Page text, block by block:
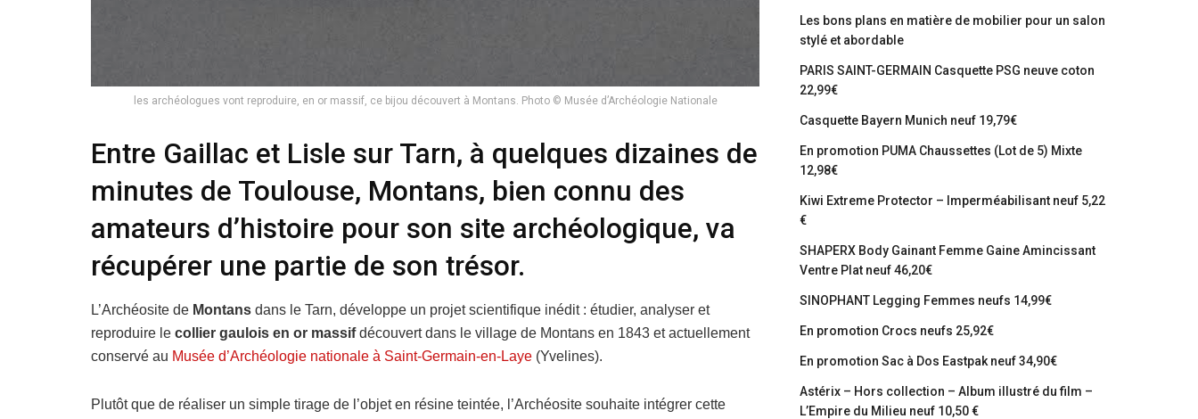
les archéologues vont reproduire, en or massif, ce bijou découvert à Montans. Photo © Musée d’Archéologie Nationale
Entre Gaillac et Lisle sur Tarn, à quelques dizaines de
minutes de Toulouse, Montans, bien connu des
amateurs d’histoire pour son site archéologique, va
récupérer une partie de son trésor.
L’Archéosite de Montans dans le Tarn, développe un projet scientifique inédit : étudier, analyser et
reproduire le collier gaulois en or massifdécouvert dans le village de Montans en 1843 et actuellement
conservé au Musée d’Archéologie nationale à Saint-Germain-en-Laye (Yvelines).
Plutôt que de réaliser un simple tirage de l’objet en résine teintée, l’Archéosite souhaite intégrer cette
Les bons plans en matière de mobilier pour un salon
stylé et abordable
PARIS SAINT-GERMAIN Casquette PSG neuve coton
22,99€
Casquette Bayern Munich neuf 19,79€
En promotion PUMA Chaussettes (Lot de 5) Mixte
12,98€
Kiwi Extreme Protector – Imperméabilisant neuf 5,22
€
SHAPERX Body Gainant Femme Gaine Amincissant
Ventre Plat neuf 46,20€
SINOPHANT Legging Femmes neufs 14,99€
En promotion Crocs neufs 25,92€
En promotion Sac à Dos Eastpak neuf 34,90€
Astérix – Hors collection – Album illustré du film –
L’Empire du Milieu neuf 10,50 €